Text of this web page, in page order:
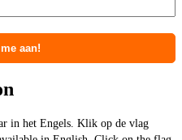
in het Engels. Klik op de vlag